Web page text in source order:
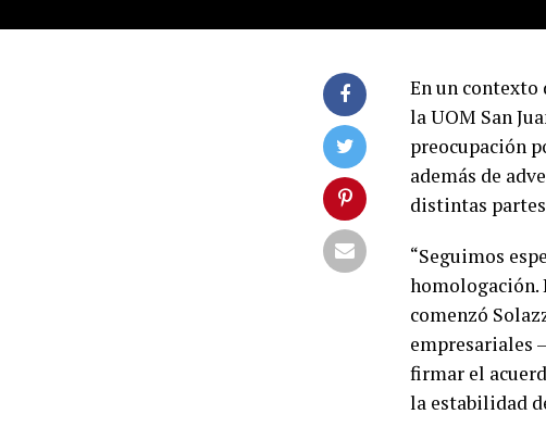
En un
la UOM San
preocupación
además de
distintas
“Seguimos
homologación.
comenzó
empresariales
firmar el
la estabilidad